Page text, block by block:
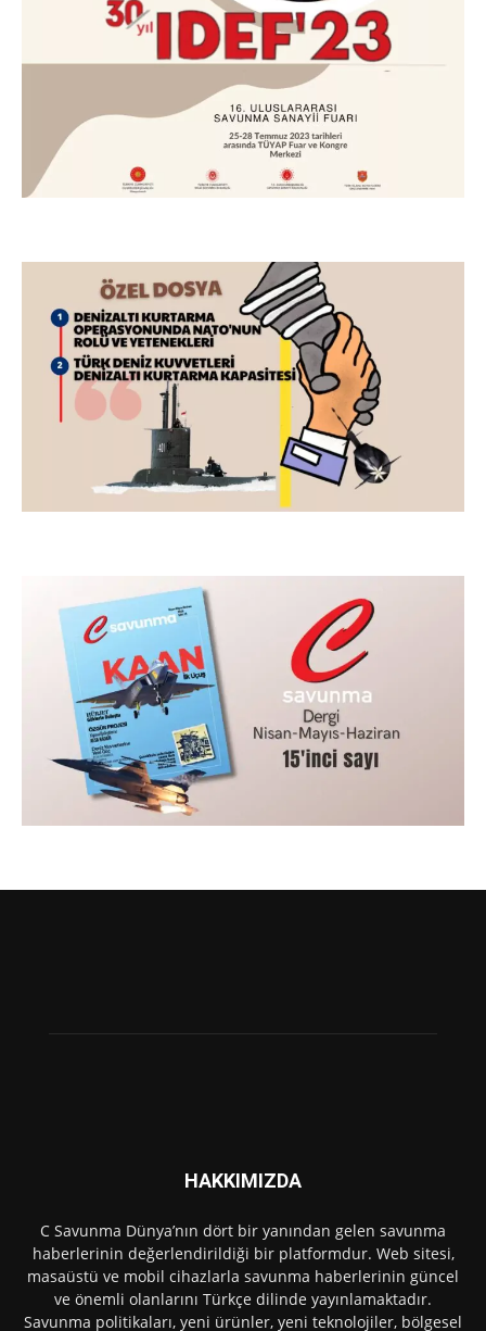
HAKKIMIZDA
C Savunma Dünya’nın dört bir yanından gelen savunma
haberlerinin değerlendirildiği bir platformdur. Web sitesi,
masaüstü ve mobil cihazlarla savunma haberlerinin güncel
ve önemli olanlarını Türkçe dilinde yayınlamaktadır.
Savunma politikaları, yeni ürünler, yeni teknolojiler, bölgesel